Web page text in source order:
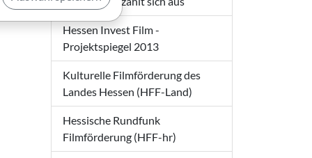
Hessen Invest Film -
Projektspiegel 2013
Kulturelle Filmförderung des
Landes Hessen (HFF-Land)
Hessische Rundfunk
Filmförderung (HFF-hr)